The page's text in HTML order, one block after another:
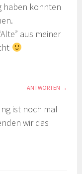
haben konnten
aus meiner
ANTWORTEN
ist noch mal
wir das